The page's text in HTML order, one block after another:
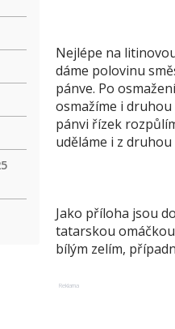
Nejlépe na
dáme polovinu
pánve. Po
osmažíme i
pánvi řízek
uděláme i z
Jako příloha jsou
tatarskou
bílým zelím,
Reklama